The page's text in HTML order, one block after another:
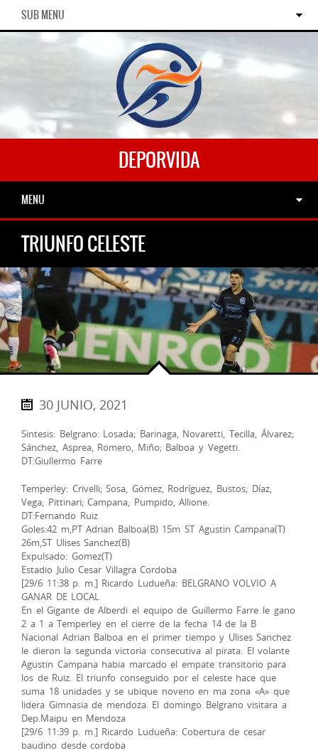
SUB MENU
DEPORVIDA
MENU
TRIUNFO CELESTE
30 JUNIO, 2021
Sintesis: Belgrano: Losada; Barinaga, Novaretti, Tecilla, Álvarez;
Sánchez, Asprea, Romero, Miño; Balboa y Vegetti.
DT:Giullermo Farre
Temperley: Crivelli; Sosa, Gómez, Rodríguez, Bustos; Díaz,
Vega, Pittinari; Campana, Pumpido, Allione.
DT:Fernando Ruiz
Goles:42 m,PT Adrian Balboa(B) 15m ST Agustin Campana(T)
26m,ST Ulises Sanchez(B)
Expulsado: Gomez(T)
Estadio Julio Cesar Villagra Cordoba
[29/6 11:38 p. m.] Ricardo Ludueña: BELGRANO VOLVIO A
GANAR DE LOCAL
En el Gigante de Alberdi el equipo de Guillermo Farre le gano
2 a 1 a Temperley en el cierre de la fecha 14 de la B
Nacional Adrian Balboa en el primer tiempo y Ulises Sanchez
le dieron la segunda victoria consecutiva al pirata. El volante
Agustin Campana habia marcado el empate transitorio para
los de Ruiz. El triunfo conseguido por el celeste hace que
suma 18 unidades y se ubique noveno en ma zona «A» que
lidera Gimnasia de mendoza. El domingo Belgrano visitara a
Dep.Maipu en Mendoza
[29/6 11:39 p. m.] Ricardo Ludueña: Cobertura de cesar
baudino desde cordoba